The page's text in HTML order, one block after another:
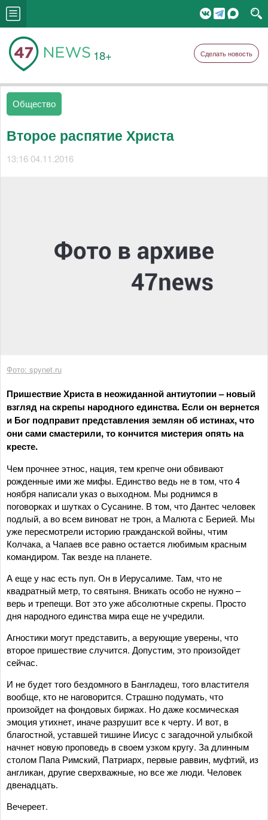
18+ Сделать новость
Общество
Второе распятие Христа
13:16 04.11.2016
Фото: spynet.ru
Пришествие Христа в неожиданной антиутопии – новый
взгляд на скрепы народного единства. Если он вернется
и Бог подправит представления землян об истинах, что
они сами смастерили, то кончится мистерия опять на
кресте.
Чем прочнее этнос, нация, тем крепче они обвивают
рожденные ими же мифы. Единство ведь не в том, что 4
ноября написали указ о выходном. Мы роднимся в
поговорках и шутках о Сусанине. В том, что Дантес человек
подлый, а во всем виноват не трон, а Малюта с Берией. Мы
уже пересмотрели историю гражданской войны, чтим
Колчака, а Чапаев все равно остается любимым красным
командиром. Так везде на планете.
А еще у нас есть пуп. Он в Иерусалиме. Там, что не
квадратный метр, то святыня. Вникать особо не нужно –
верь и трепещи. Вот это уже абсолютные скрепы. Просто
дня народного единства мира еще не учредили.
Агностики могут представить, а верующие уверены, что
второе пришествие случится. Допустим, это произойдет
сейчас.
И не будет того бездомного в Бангладеш, того властителя
вообще, кто не наговорится. Страшно подумать, что
произойдет на фондовых биржах. Но даже космическая
эмоция утихнет, иначе разрушит все к черту. И вот, в
благостной, уставшей тишине Иисус с загадочной улыбкой
начнет новую проповедь в своем узком кругу. За длинным
столом Папа Римский, Патриарх, первые раввин, муфтий, из
англикан, другие сверхважные, но все же люди. Человек
двенадцать.
Вечереет.